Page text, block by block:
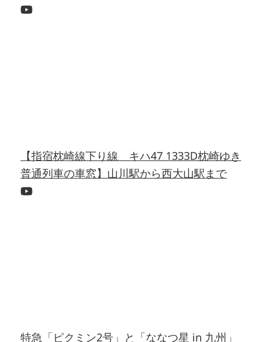
【指宿枕崎線下り線 キハ47 1333D枕崎ゆき
普通列車の車窓】山川駅から西大山駅まで
特急「ピクミン2号」と「ななつ星 in 九州」